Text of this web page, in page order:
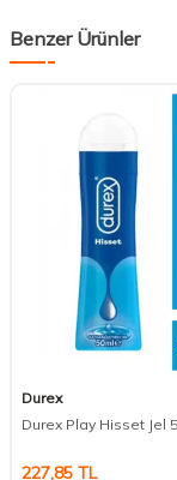
Benzer Ürünler
Durex
Durex Play Hisset Jel
227,85 TL